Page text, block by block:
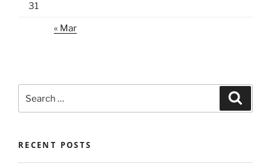
31
« Mar
for:
RECENT POSTS